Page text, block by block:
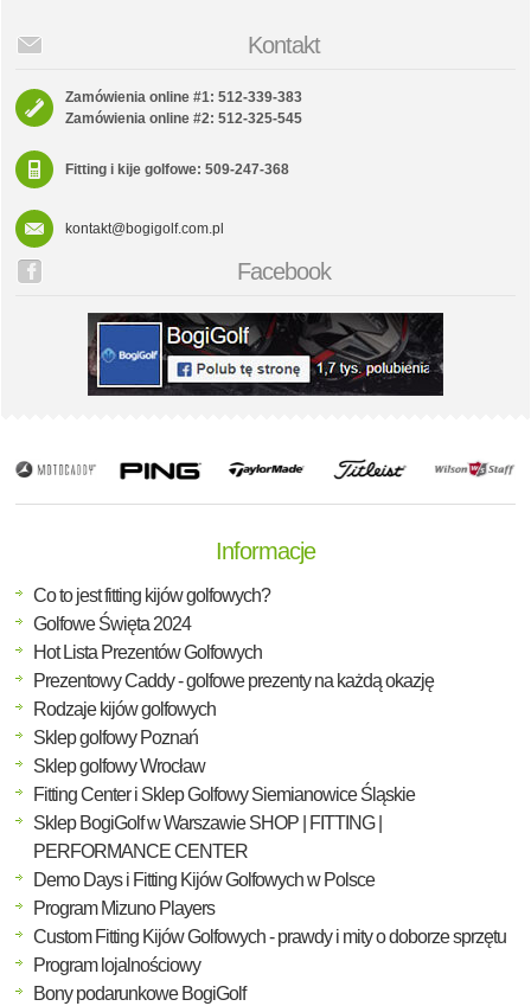
Kontakt
Zamówienia online #1: 512-339-383
Zamówienia online #2: 512-325-545
Fitting i kije golfowe: 509-247-368
kontakt@bogigolf.com.pl
Facebook
Informacje
Co to jest fitting kijów golfowych?
Golfowe Święta 2024
Hot Lista Prezentów Golfowych
Prezentowy Caddy - golfowe prezenty na każdą okazję
Rodzaje kijów golfowych
Sklep golfowy Poznań
Sklep golfowy Wrocław
Fitting Center i Sklep Golfowy Siemianowice Śląskie
Sklep BogiGolf w Warszawie SHOP | FITTING |
PERFORMANCE CENTER
Demo Days i Fitting Kijów Golfowych w Polsce
Program Mizuno Players
Custom Fitting Kijów Golfowych - prawdy i mity o doborze sprzętu
Program lojalnościowy
Bony podarunkowe BogiGolf